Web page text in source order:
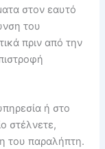
στον εαυτό
του
πριν από την
ή στο
στέλνετε,
του παραλήπτη.